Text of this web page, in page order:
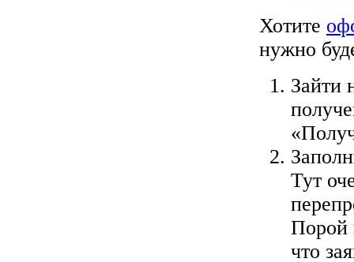
Хотите
нужно
Зайти
Тут
Порой
что